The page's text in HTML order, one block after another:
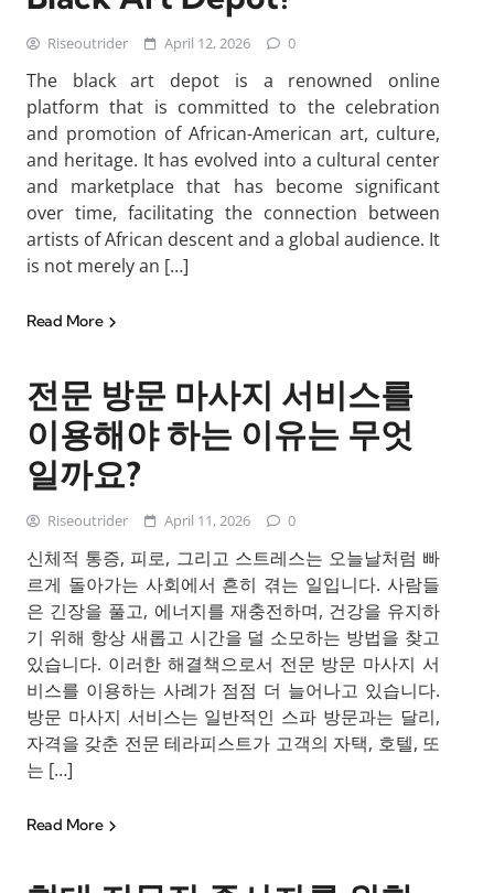
Riseoutrider April 12, 2026 0
The black art depot is a renowned online
platform that is committed to the celebration
and promotion of African-American art, culture,
and heritage. It has evolved into a cultural center
and marketplace that has become significant
over time, facilitating the connection between
artists of African descent and a global audience. It
is not merely an […]
Read More
전문 방문 마사지 서비스를
이용해야 하는 이유는 무엇
일까요?
Riseoutrider April 11, 2026 0
신체적 통증, 피로, 그리고 스트레스는 오늘날처럼 빠
르게 돌아가는 사회에서 흔히 겪는 일입니다. 사람들
은 긴장을 풀고, 에너지를 재충전하며, 건강을 유지하
기 위해 항상 새롭고 시간을 덜 소모하는 방법을 찾고
있습니다. 이러한 해결책으로서 전문 방문 마사지 서
비스를 이용하는 사례가 점점 더 늘어나고 있습니다.
방문 마사지 서비스는 일반적인 스파 방문과는 달리,
자격을 갖춘 전문 테라피스트가 고객의 자택, 호텔, 또
는 […]
Read More